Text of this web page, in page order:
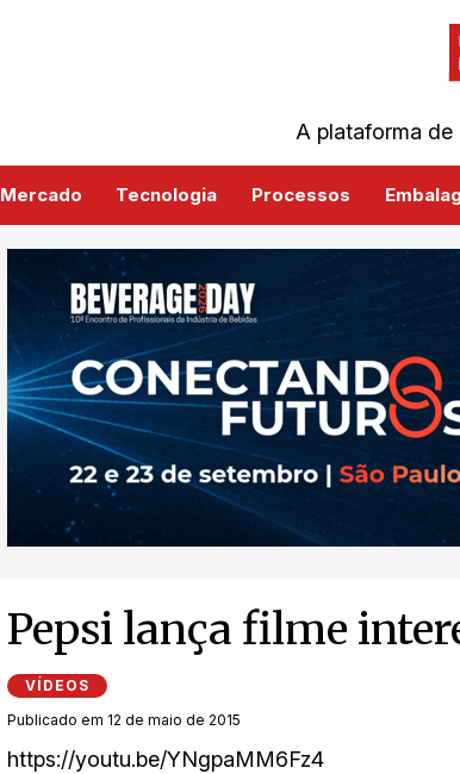
A plataforma
Mercado Tecnologia Processos
Pepsi lança filme
VÍDEOS
Publicado em 12 de maio de 2015
https://youtu.be/YNgpaMM6Fz4